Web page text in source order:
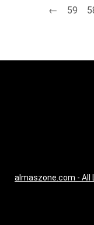
59
←
almaszone.com - All